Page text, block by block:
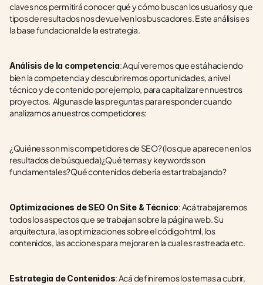
claves nos permitirá conocer qué y cómo buscan los usuarios y que
tipos de resultados nos devuelven los buscadores. Este análisis es
la base fundacional de la estrategia.
Análisis de la competencia: Aquí veremos que está haciendo
bien la competencia y descubriremos oportunidades, a nivel
técnico y de contenido por ejemplo, para capitalizar en nuestros
proyectos.  Algunas de las preguntas para responder cuando
analizamos a nuestros competidores:
¿Quiénes son mis competidores de SEO? (los que aparecen en los
resultados de búsqueda)¿Qué temas y keywords son
fundamentales?Qué contenidos debería estar trabajando?
Optimizaciones de SEO On Site & Técnico: Acá trabajaremos
todos los aspectos que se trabajan sobre la página web. Su
arquitectura, las optimizaciones sobre el código html, los
contenidos, las acciones para mejorar en la cual es rastreada etc.
Estrategia de Contenidos: Acá definiremos los temas a cubrir,